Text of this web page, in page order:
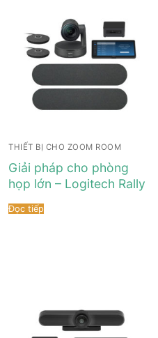
THIẾT BỊ CHO ZOOM ROOM
Giải pháp cho phòng
họp lớn – Logitech Rally
Đọc tiếp